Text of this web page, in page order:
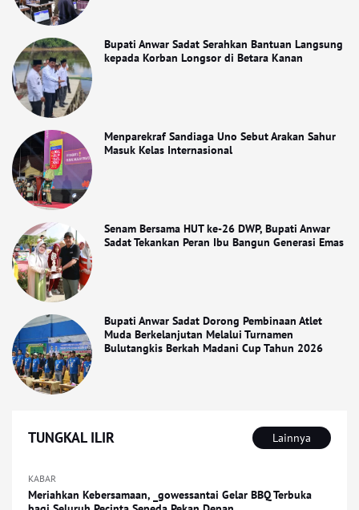
Bupati Anwar Sadat Serahkan Bantuan Langsung
kepada Korban Longsor di Betara Kanan
Menparekraf Sandiaga Uno Sebut Arakan Sahur
Masuk Kelas Internasional
Senam Bersama HUT ke-26 DWP, Bupati Anwar
Sadat Tekankan Peran Ibu Bangun Generasi Emas
Bupati Anwar Sadat Dorong Pembinaan Atlet
Muda Berkelanjutan Melalui Turnamen
Bulutangkis Berkah Madani Cup Tahun 2026
TUNGKAL ILIR Lainnya
KABAR
Meriahkan Kebersamaan, _gowessantai Gelar BBQ Terbuka